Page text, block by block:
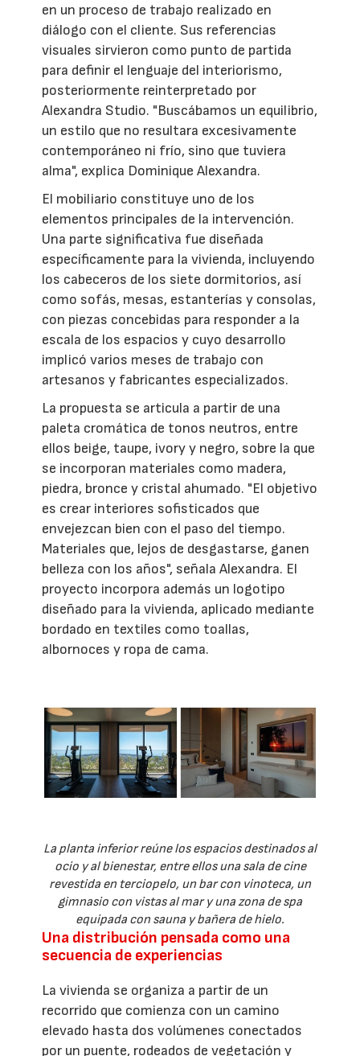
en un proceso de trabajo realizado en
diálogo con el cliente. Sus referencias
visuales sirvieron como punto de partida
para definir el lenguaje del interiorismo,
posteriormente reinterpretado por
Alexandra Studio. "Buscábamos un equilibrio,
un estilo que no resultara excesivamente
contemporáneo ni frío, sino que tuviera
alma", explica Dominique Alexandra.
El mobiliario constituye uno de los
elementos principales de la intervención.
Una parte significativa fue diseñada
específicamente para la vivienda, incluyendo
los cabeceros de los siete dormitorios, así
como sofás, mesas, estanterías y consolas,
con piezas concebidas para responder a la
escala de los espacios y cuyo desarrollo
implicó varios meses de trabajo con
artesanos y fabricantes especializados.
La propuesta se articula a partir de una
paleta cromática de tonos neutros, entre
ellos beige, taupe, ivory y negro, sobre la que
se incorporan materiales como madera,
piedra, bronce y cristal ahumado. "El objetivo
es crear interiores sofisticados que
envejezcan bien con el paso del tiempo.
Materiales que, lejos de desgastarse, ganen
belleza con los años", señala Alexandra. El
proyecto incorpora además un logotipo
diseñado para la vivienda, aplicado mediante
bordado en textiles como toallas,
albornoces y ropa de cama.
La planta inferior reúne los espacios destinados al
ocio y al bienestar, entre ellos una sala de cine
revestida en terciopelo, un bar con vinoteca, un
gimnasio con vistas al mar y una zona de spa
equipada con sauna y bañera de hielo.
Una distribución pensada como una
secuencia de experiencias
La vivienda se organiza a partir de un
recorrido que comienza con un camino
elevado hasta dos volúmenes conectados
por un puente, rodeados de vegetación y